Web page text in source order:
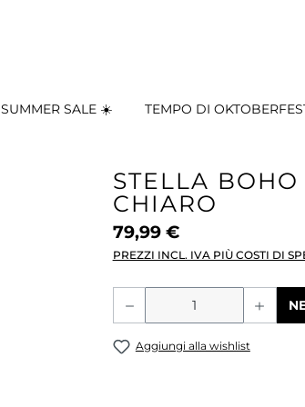
SUMMER SALE ☀️ TEMPO DI
STELLA BOHO
CHIARO
79,99 €
PREZZI INCL. IVA PIÙ COSTI DI
Quantità del
Aggiungi alla wishlist